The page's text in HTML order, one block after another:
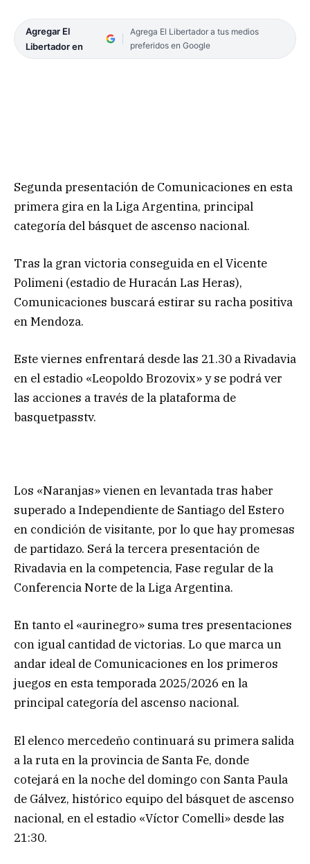
Agregar El
Libertador en
Agrega El Libertador a tus medios
preferidos en Google
Segunda presentación de Comunicaciones en esta
primera gira en la Liga Argentina, principal
categoría del básquet de ascenso nacional.
Tras la gran victoria conseguida en el Vicente
Polimeni (estadio de Huracán Las Heras),
Comunicaciones buscará estirar su racha positiva
en Mendoza.
Este viernes enfrentará desde las 21.30 a Rivadavia
en el estadio «Leopoldo Brozovix» y se podrá ver
las acciones a través de la plataforma de
basquetpasstv.
Los «Naranjas» vienen en levantada tras haber
superado a Independiente de Santiago del Estero
en condición de visitante, por lo que hay promesas
de partidazo. Será la tercera presentación de
Rivadavia en la competencia, Fase regular de la
Conferencia Norte de la Liga Argentina.
En tanto el «aurinegro» suma tres presentaciones
con igual cantidad de victorias. Lo que marca un
andar ideal de Comunicaciones en los primeros
juegos en esta temporada 2025/2026 en la
principal categoría del ascenso nacional.
El elenco mercedeño continuará su primera salida
a la ruta en la provincia de Santa Fe, donde
cotejará en la noche del domingo con Santa Paula
de Gálvez, histórico equipo del básquet de ascenso
nacional, en el estadio «Víctor Comelli» desde las
21:30.